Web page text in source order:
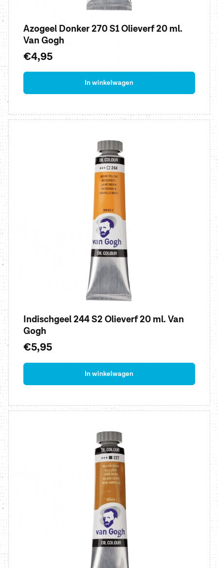
Azogeel Donker 270 S1 Olieverf 20 ml.
Van Gogh
Normale
prijs
€4,95
In winkelwagen
Indischgeel 244 S2 Olieverf 20 ml. Van
Gogh
Normale
prijs
€5,95
In winkelwagen